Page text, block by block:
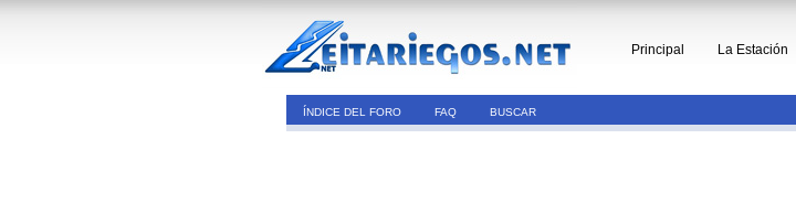
Principal La Estación
ÍNDICE DEL FORO FAQ BUSCAR